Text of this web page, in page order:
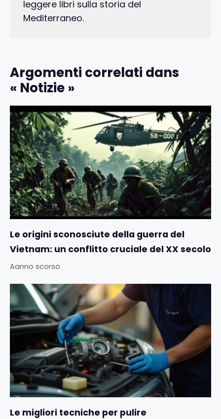
leggere libri sulla storia del
Mediterraneo.
Argomenti correlati dans
« Notizie »
Le origini sconosciute della guerra del
Vietnam: un conflitto cruciale del XX secolo
Aanno scorso
Le migliori tecniche per pulire